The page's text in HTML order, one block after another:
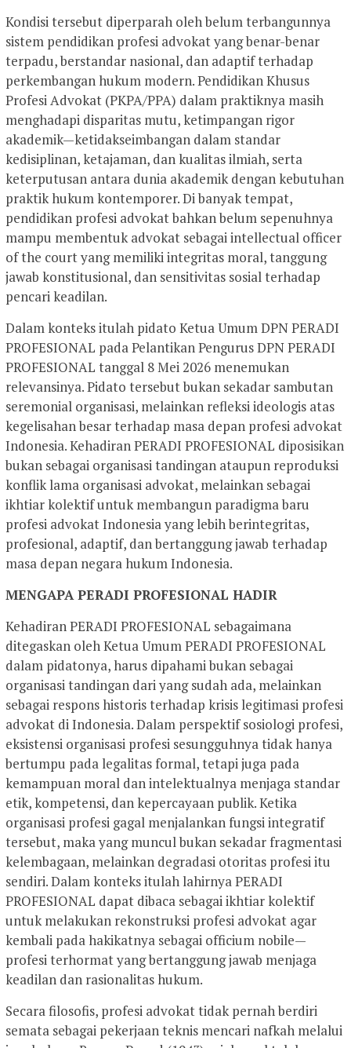
Kondisi tersebut diperparah oleh belum terbangunnya
sistem pendidikan profesi advokat yang benar-benar
terpadu, berstandar nasional, dan adaptif terhadap
perkembangan hukum modern. Pendidikan Khusus
Profesi Advokat (PKPA/PPA) dalam praktiknya masih
menghadapi disparitas mutu, ketimpangan rigor
akademik—ketidakseimbangan dalam standar
kedisiplinan, ketajaman, dan kualitas ilmiah, serta
keterputusan antara dunia akademik dengan kebutuhan
praktik hukum kontemporer. Di banyak tempat,
pendidikan profesi advokat bahkan belum sepenuhnya
mampu membentuk advokat sebagai intellectual officer
of the court yang memiliki integritas moral, tanggung
jawab konstitusional, dan sensitivitas sosial terhadap
pencari keadilan.
Dalam konteks itulah pidato Ketua Umum DPN PERADI
PROFESIONAL pada Pelantikan Pengurus DPN PERADI
PROFESIONAL tanggal 8 Mei 2026 menemukan
relevansinya. Pidato tersebut bukan sekadar sambutan
seremonial organisasi, melainkan refleksi ideologis atas
kegelisahan besar terhadap masa depan profesi advokat
Indonesia. Kehadiran PERADI PROFESIONAL diposisikan
bukan sebagai organisasi tandingan ataupun reproduksi
konflik lama organisasi advokat, melainkan sebagai
ikhtiar kolektif untuk membangun paradigma baru
profesi advokat Indonesia yang lebih berintegritas,
profesional, adaptif, dan bertanggung jawab terhadap
masa depan negara hukum Indonesia.
MENGAPA PERADI PROFESIONAL HADIR
Kehadiran PERADI PROFESIONAL sebagaimana
ditegaskan oleh Ketua Umum PERADI PROFESIONAL
dalam pidatonya, harus dipahami bukan sebagai
organisasi tandingan dari yang sudah ada, melainkan
sebagai respons historis terhadap krisis legitimasi profesi
advokat di Indonesia. Dalam perspektif sosiologi profesi,
eksistensi organisasi profesi sesungguhnya tidak hanya
bertumpu pada legalitas formal, tetapi juga pada
kemampuan moral dan intelektualnya menjaga standar
etik, kompetensi, dan kepercayaan publik. Ketika
organisasi profesi gagal menjalankan fungsi integratif
tersebut, maka yang muncul bukan sekadar fragmentasi
kelembagaan, melainkan degradasi otoritas profesi itu
sendiri. Dalam konteks itulah lahirnya PERADI
PROFESIONAL dapat dibaca sebagai ikhtiar kolektif
untuk melakukan rekonstruksi profesi advokat agar
kembali pada hakikatnya sebagai officium nobile—
profesi terhormat yang bertanggung jawab menjaga
keadilan dan rasionalitas hukum.
Secara filosofis, profesi advokat tidak pernah berdiri
semata sebagai pekerjaan teknis mencari nafkah melalui